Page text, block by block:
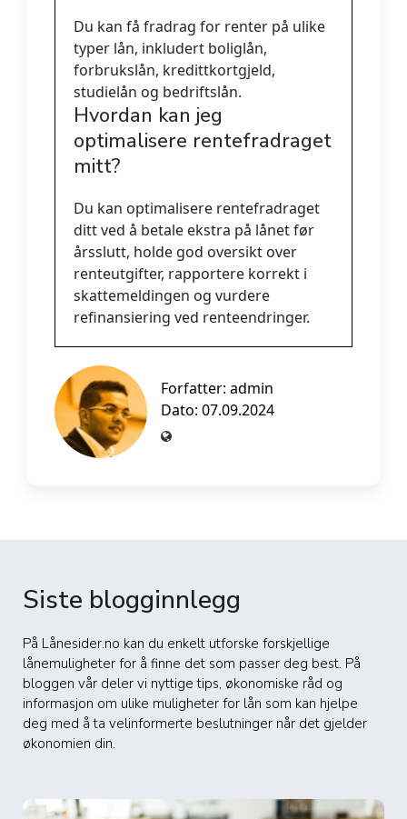
Du kan få fradrag for renter på ulike
typer lån, inkludert boliglån,
forbrukslån, kredittkortgjeld,
studielån og bedriftslån.
Hvordan kan jeg
optimalisere rentefradraget
mitt?
Du kan optimalisere rentefradraget
ditt ved å betale ekstra på lånet før
årsslutt, holde god oversikt over
renteutgifter, rapportere korrekt i
skattemeldingen og vurdere
refinansiering ved renteendringer.
Forfatter: admin
Dato: 07.09.2024
Siste blogginnlegg
På Lånesider.no kan du enkelt utforske forskjellige
lånemuligheter for å finne det som passer deg best. På
bloggen vår deler vi nyttige tips, økonomiske råd og
informasjon om ulike muligheter for lån som kan hjelpe
deg med å ta velinformerte beslutninger når det gjelder
økonomien din.